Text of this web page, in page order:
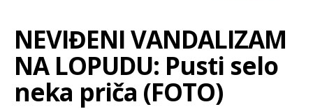
NEVIĐENI VANDALIZAM
NA LOPUDU: Pusti selo
neka priča (FOTO)